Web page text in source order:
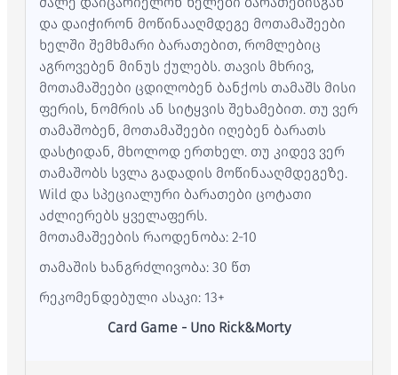
და დაიჭირონ მოწინააღმდეგე მოთამაშეები
ხელში შემხმარი ბარათებით, რომლებიც
აგროვებენ მინუს ქულებს. თავის მხრივ,
მოთამაშეები ცდილობენ ბანქოს თამაშს მისი
ფერის, ნომრის ან სიტყვის შეხამებით. თუ ვერ
თამაშობენ, მოთამაშეები იღებენ ბარათს
დასტიდან, მხოლოდ ერთხელ. თუ კიდევ ვერ
თამაშობს სვლა გადადის მოწინააღმდეგეზე.
Wild და სპეციალური ბარათები ცოტათი
აძლიერებს ყველაფერს.
მოთამაშეების რაოდენობა: 2-10
თამაშის ხანგრძლივობა: 30 წთ
რეკომენდებული ასაკი: 13+
Card Game - Uno Rick&Morty